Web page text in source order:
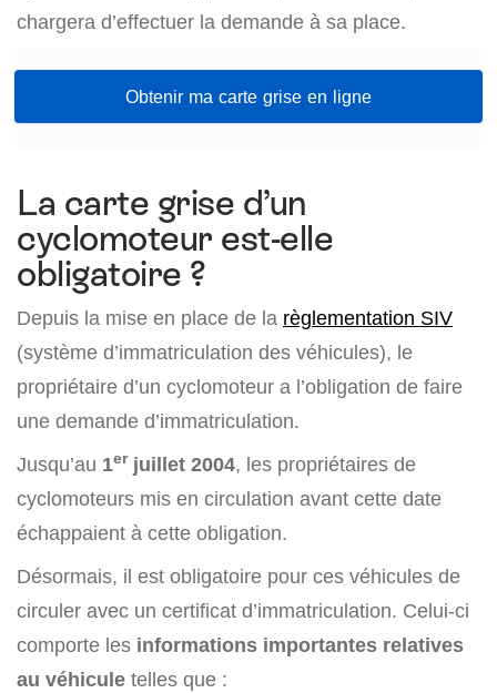
chargera d’effectuer la demande à sa place.
Obtenir ma carte grise en ligne
La carte grise d’un
cyclomoteur est-elle
obligatoire ?
Depuis la mise en place de la règlementation SIV
(système d’immatriculation des véhicules), le
propriétaire d’un cyclomoteur a l’obligation de faire
une demande d’immatriculation.
Jusqu’au 1erjuillet 2004, les propriétaires de
cyclomoteurs mis en circulation avant cette date
échappaient à cette obligation.
Désormais, il est obligatoire pour ces véhicules de
circuler avec un certificat d’immatriculation. Celui-ci
comporte les informations importantes relatives
au véhicule telles que :